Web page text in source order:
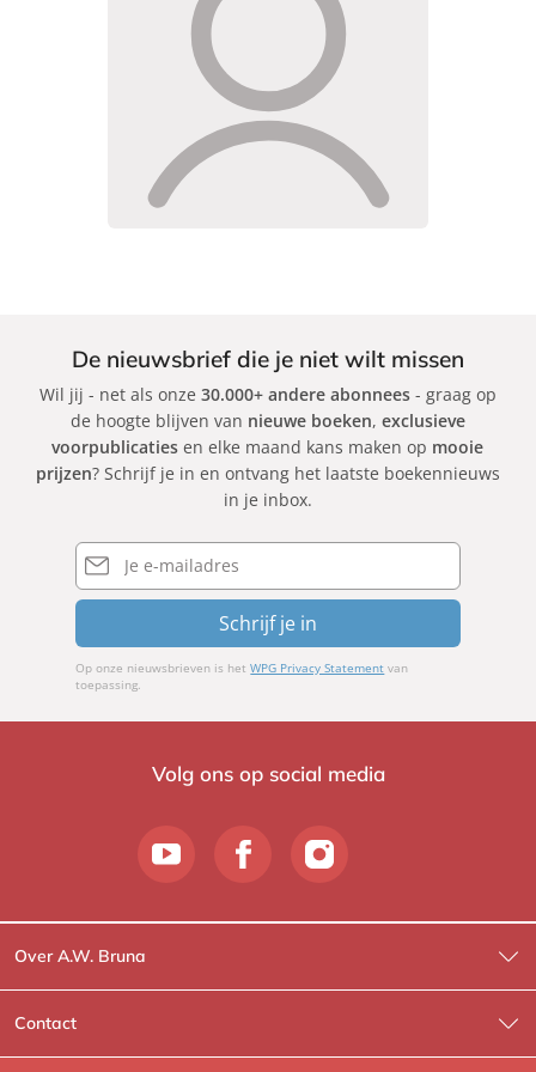
De nieuwsbrief die je niet wilt missen
Wil jij - net als onze 30.000+ andere abonnees- graag op
de hoogte blijven van nieuwe boeken, exclusieve
voorpublicaties en elke maand kans maken op mooie
prijzen? Schrijf je in en ontvang het laatste boekennieuws
in je inbox.
E-
mailadres
Schrijf je in
Op onze nieuwsbrieven is hetWPG Privacy Statement van
toepassing.
Volg ons op social media
Over A.W. Bruna
Wat wij doen
Wie is Wie?
Contact
Contactinformatie